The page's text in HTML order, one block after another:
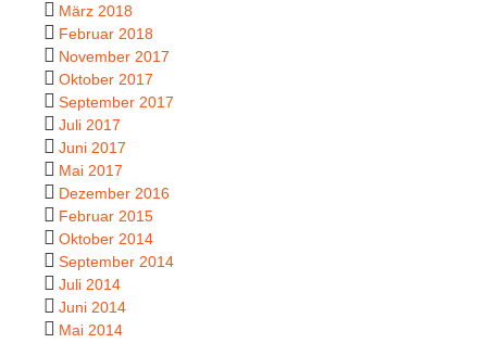
März 2018
Februar 2018
November 2017
Oktober 2017
September 2017
Juli 2017
Juni 2017
Mai 2017
Dezember 2016
Februar 2015
Oktober 2014
September 2014
Juli 2014
Juni 2014
Mai 2014